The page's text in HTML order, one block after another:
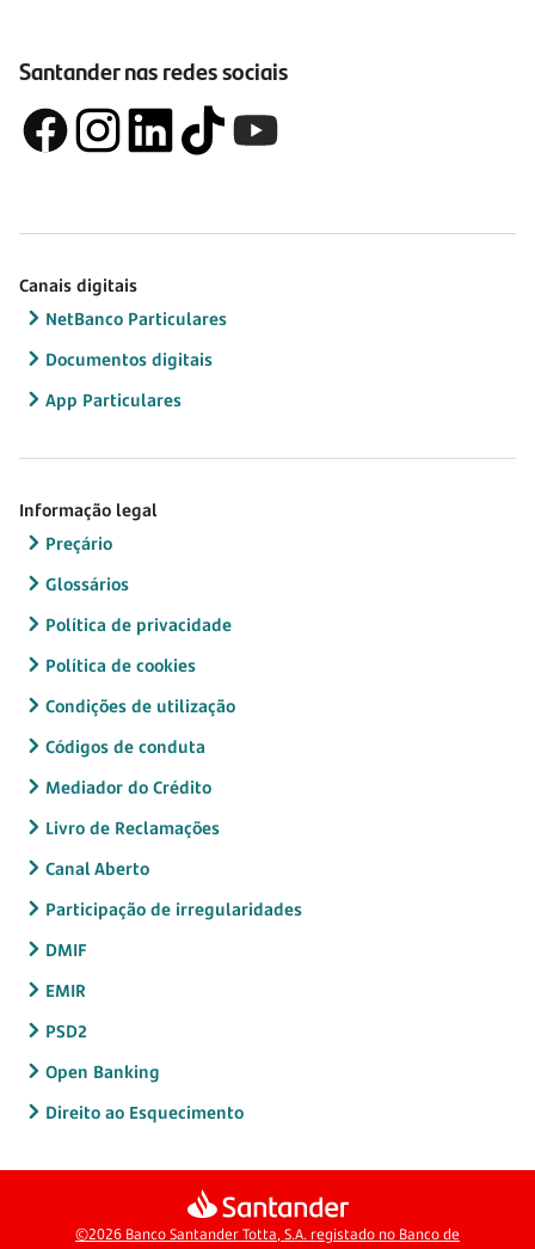
Santander nas redes sociais
Canais digitais
NetBanco Particulares
Documentos digitais
App Particulares
Informação legal
Preçário
Glossários
Política de privacidade
Política de cookies
Condições de utilização
Códigos de conduta
Mediador do Crédito
Livro de Reclamações
Canal Aberto
Participação de irregularidades
DMIF
EMIR
PSD2
Open Banking
Direito ao Esquecimento
©2026 Banco Santander Totta, S.A. registado no Banco de